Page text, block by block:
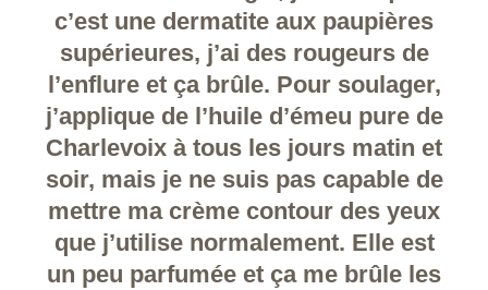
c’est une dermatite aux paupières
supérieures, j’ai des rougeurs de
l’enflure et ça brûle. Pour soulager,
j’applique de l’huile d’émeu pure de
Charlevoix à tous les jours matin et
soir, mais je ne suis pas capable de
mettre ma crème contour des yeux
que j’utilise normalement. Elle est
un peu parfumée et ça me brûle les